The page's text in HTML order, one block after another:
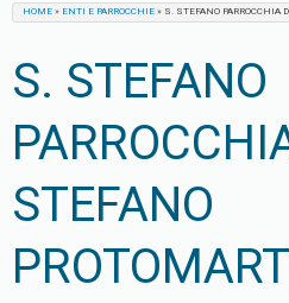
HOME » ENTI E PARROCCHIE » S. STEFANO PARROCCHIA
S. STEFANO
STEFANO